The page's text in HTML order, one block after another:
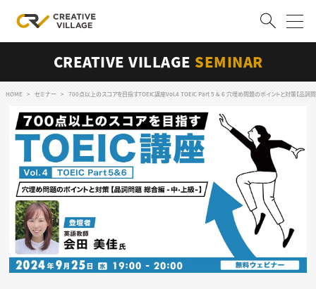
ログイン 会員登録
RECRUIT
クリエイター求人を探す
CREATIVE JOB求人検索
特集求人
採用説明会
転職支援サービス
CONTENTS
スキルアップしたい！
CREATIVE VILLAGE SEMINAR
HOME セミナー 700点以上のスコアを目指すTOEIC講座Vol.4 TOEIC Part 5 & 6 穴埋め問題のポイントと対策【品詞問